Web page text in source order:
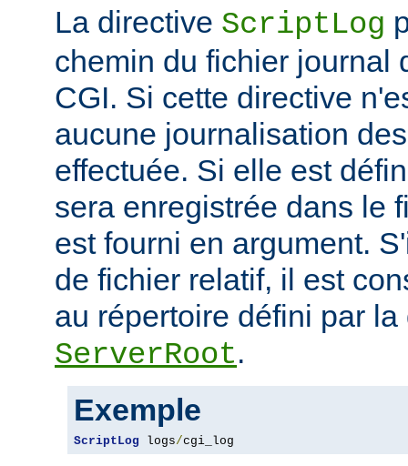
La directive ScriptLog
chemin du fichier journal
CGI. Si cette directive
aucune journalisation
effectuée. Si elle est
sera enregistrée dans le
est fourni en argument.
de fichier relatif, il est
au répertoire défini par la
ServerRoot.
Exemple
ScriptLog logs/cgi_log